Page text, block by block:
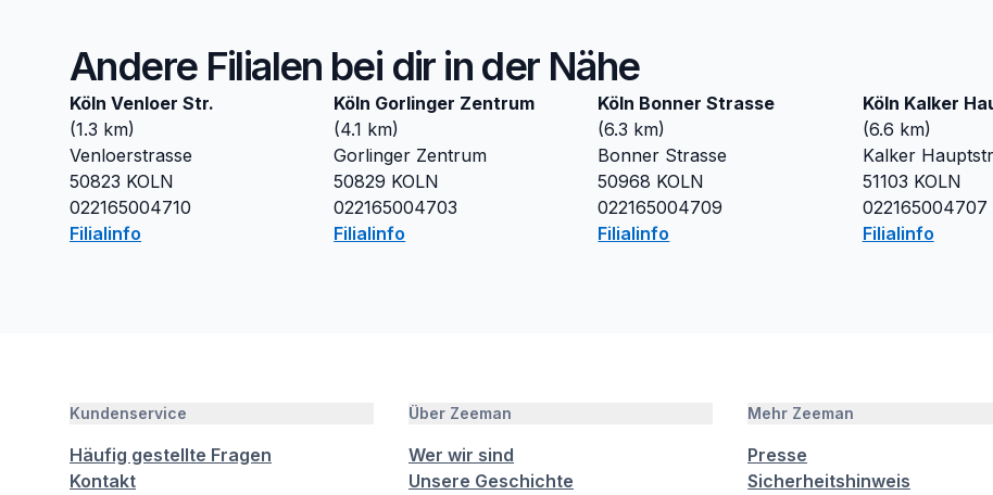
Andere Filialen bei dir in der Nähe
Köln Venloer Str.
(1.3 km)
Venloerstrasse
50823 KOLN
022165004710
Filialinfo
Köln Gorlinger Zentrum
(4.1 km)
Gorlinger Zentrum
50829 KOLN
022165004703
Filialinfo
Köln Bonner Strasse
(6.3 km)
Bonner Strasse
50968 KOLN
022165004709
Filialinfo
Köln Kalker
(6.6 km)
Kalker
51103 KOLN
022165004707
Filialinfo
Kundenservice
Häufig gestellte Fragen
Kontakt
Über Zeeman
Wer wir sind
Unsere Geschichte
Mehr Zeeman
Presse
Sicherheitshinweis